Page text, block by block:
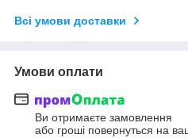
Всі умови доставки
Умови оплати
Ви отримаєте замовлення
або гроші повернуться на